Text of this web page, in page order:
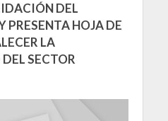
DEL
PRESENTA HOJA DE
LA
SECTOR